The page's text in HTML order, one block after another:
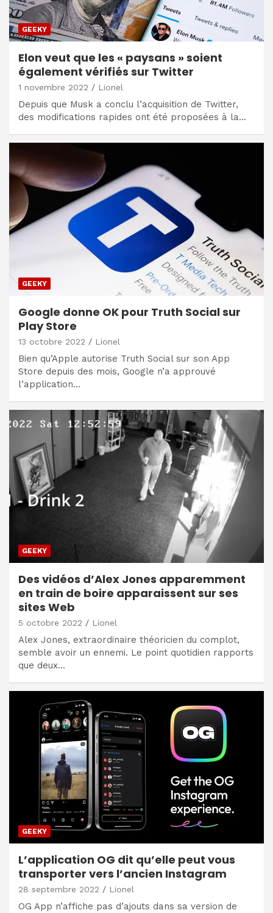
GEEKY
Elon veut que les « paysans » soient
également vérifiés sur Twitter
1 novembre 2022 Lionel
Depuis que Musk a conclu l’acquisition de Twitter,
des modifications rapides ont été proposées à la…
GEEKY
Google donne OK pour Truth Social sur
Play Store
13 octobre 2022 Lionel
Bien qu’Apple autorise Truth Social sur son App
Store depuis des mois, Google n’a approuvé
l’application…
GEEKY
Des vidéos d’Alex Jones apparemment
en train de boire apparaissent sur ses
sites Web
5 octobre 2022 Lionel
Alex Jones, extraordinaire théoricien du complot,
semble avoir un ennemi. Le point quotidien rapports
que deux…
GEEKY
L’application OG dit qu’elle peut vous
transporter vers l’ancien Instagram
28 septembre 2022 Lionel
OG App n’affiche pas d’ajouts dans sa version de